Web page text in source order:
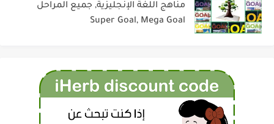
مناهج اللغة الإنجليزية, جميع المراحل
Super Goal, Mega Goal